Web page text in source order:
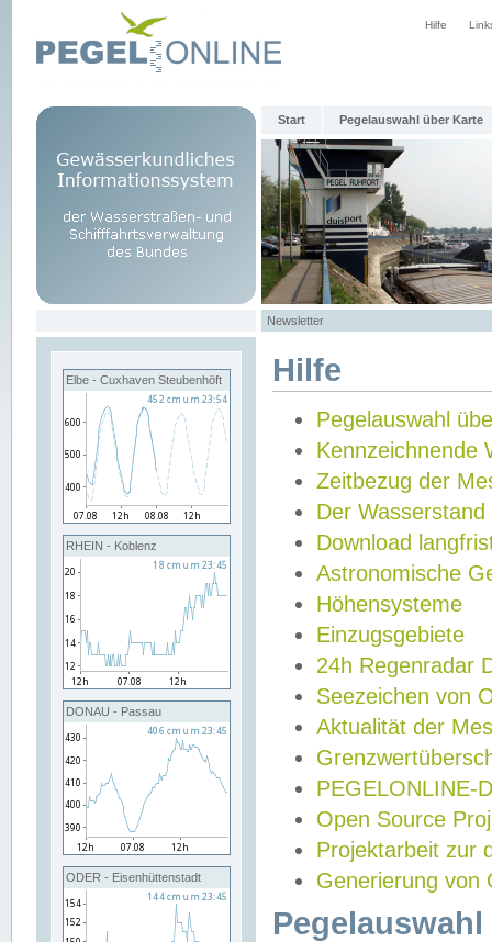
Hilfe
Start Pegelauswahl über Karte
Newsletter
Elbe - Cuxhaven Steubenhöft
RHEIN - Koblenz
DONAU - Passau
ODER - Eisenhüttenstadt
Hilfe
Pegelauswahl
Kennzeichnende
Zeitbezug der
Der Wasserstand
Download
Astronomische
Höhensysteme
Einzugsgebiete
24h Regenradar
Seezeichen von
Aktualität der
PEGELONLINE-
Open Source
Projektarbeit zur
Generierung von